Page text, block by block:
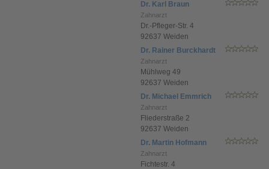
Dr. Karl Braun
Zahnarzt
Dr.-Pfleger-Str. 4
92637 Weiden
Dr. Rainer Burckhardt
Zahnarzt
Mühlweg 49
92637 Weiden
Dr. Michael Emmrich
Zahnarzt
Fliederstraße 2
92637 Weiden
Dr. Martin Hofmann
Zahnarzt
Fichtestr. 4